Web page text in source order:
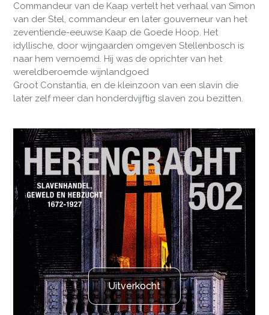
Commandeur van de Kaap vertelt het verhaal van Simon
van der Stel, commandeur en later gouverneur van het
zeventiende-eeuwse Kaap de Goede Hoop. Het
idyllische, door wijngaarden omgeven Stellenbosch is
naar hem vernoemd. Hij was de oprichter van het
wereldberoemde wijnlandgoed
Groot Constantia, en de kleinzoon van een slavin die
later zelf meer dan honderdvijftig slaven zou bezitten.
Uitverkocht